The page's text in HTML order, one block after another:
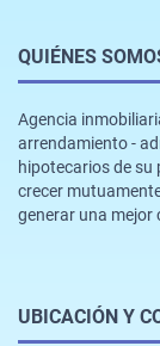
QUIÉNES
Agencia
arrendamiento -
hipotecarios de
crecer
generar una mejor
UBICACIÓN Y